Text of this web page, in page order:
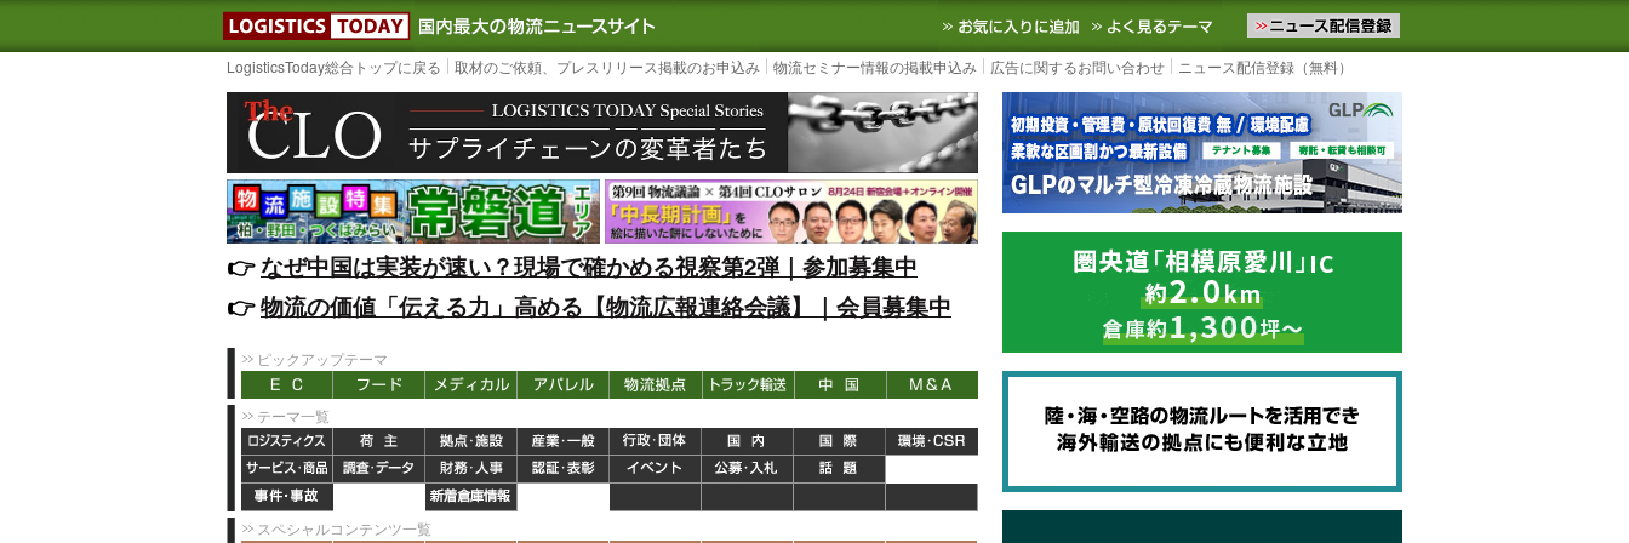
LOGISTICS TODAY｜国内最大の物流ニュースサイト3PL, SCMなど国内外の最新の物流ニュースをお届けします。物流ニュースメール配信を登録す
お気に入りに追加 よく見るテーマ
LogisticsToday総合トップに戻る 取材のご依頼、プレスリリース掲載のお申込み 物流セミナー情報の掲載申込み 広告に関するお問い合わせ ニュース配信登録（無料）
👉️なぜ中国は実装が速い？現場で確かめる視察第2弾｜参加募集中
👉️物流の価値「伝える力」高める【物流広報連絡会議】｜会員募集中
ピックアップテーマ
テーマ一覧
スペシャルコンテンツ一覧